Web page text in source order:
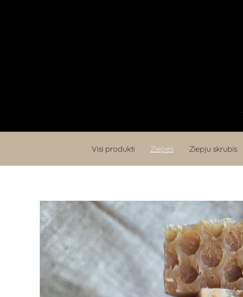
Visi produkti Ziepes Ziepju skrubis